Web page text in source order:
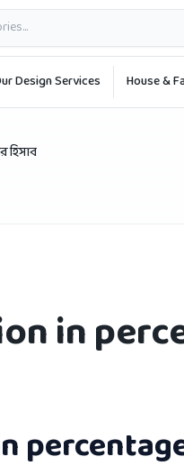
Design Services House &
হিসাব
in